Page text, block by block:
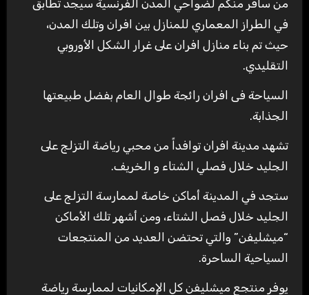
من سافر منكم لضواحي المدن الفرنسية سيجد تطابق
في الطراز المعماري للمنازل بين افران وتلك المدن،
حيث تم بناء منازل افران على غرار الشكل الأوروبي
التقليدي.
السياحة فى افران رائجة طوال العام بفضل طبيعتها
الجذابة.
تشهد مدينة افران توافداً من محبي رياضة التزلج على
الجليد خلال فصلي الشتاء و الخريف.
ستجد في المدينة أماكن خاصة لممارسة التزلج على
الجليد خلال فصل الشتاء، ومن أشهر تلك الأماكن
“ميشليفن” والتي تحتضن العديد من المنتجعات
السياحية الساحرة.
يوفر منتجع ميشليفن كل الإمكانيات لممارسة رياضة